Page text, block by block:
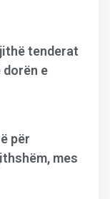
tenderat
dorën e
për
mes